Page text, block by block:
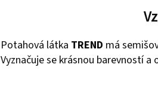
Potahová látka TREND má
Vyznačuje se krásnou barevností